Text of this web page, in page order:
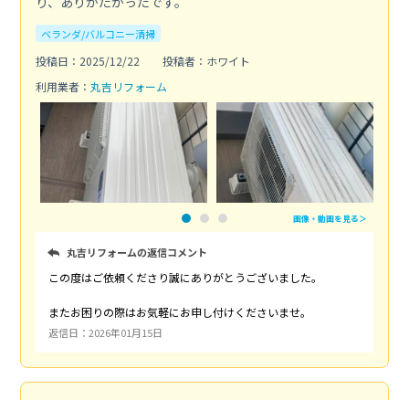
ベランダ/バルコニー清掃
投稿日：2025/12/22
投稿者：ホワイト
利用業者： 丸吉リフォーム
画像・動画を見る＞
丸吉リフォームの返信コメント
この度はご依頼くださり誠にありがとうございました。
またお困りの際はお気軽にお申し付けくださいませ。
返信日：2026年01月15日